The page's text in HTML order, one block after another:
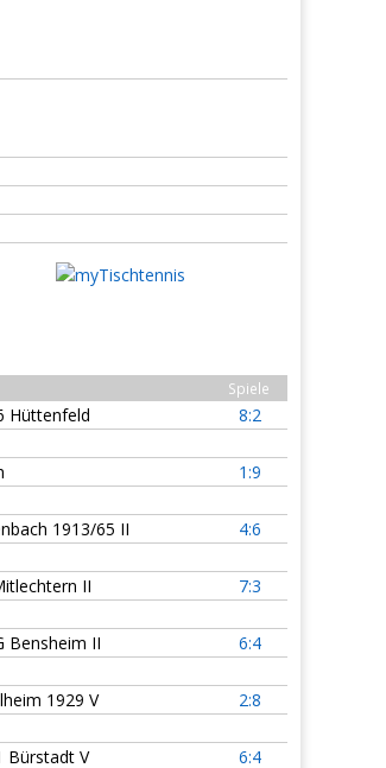
Spiele
Hüttenfeld
8:2
1:9
1913/65 II
4:6
II
7:3
Bensheim II
6:4
1929 V
2:8
Bürstadt V
6:4